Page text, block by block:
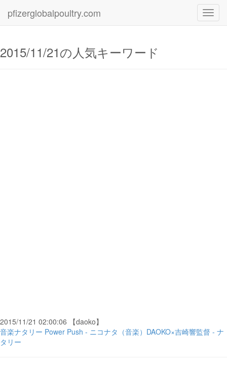
pfizerglobalpoultry.com
2015/11/21の人気キーワード
2015/11/21 02:00:06 【daoko】
音楽ナタリー Power Push - ニコナタ（音楽）DAOKO×吉崎響監督 - ナ
タリー